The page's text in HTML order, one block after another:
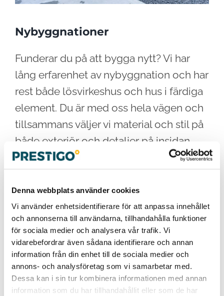
Denna webbplats använder cookies
Vi använder enhetsidentifierare för att anpassa innehållet
och annonserna till användarna, tillhandahålla funktioner
för sociala medier och analysera vår trafik. Vi
vidarebefordrar även sådana identifierare och annan
information från din enhet till de sociala medier och
annons- och analysföretag som vi samarbetar med.
Dessa kan i sin tur kombinera informationen med annan
information som du har tillhandahållit eller som de har
Nybyggnationer
Funderar du på att bygga nytt? Vi har
lång erfarenhet av nybyggnation och har
rest både lösvirkeshus och hus i färdiga
element. Du är med oss hela vägen och
tillsammans väljer vi material och stil på
både exteriör och detaljer på insidan
som golv, kakel, tapeter och kök.